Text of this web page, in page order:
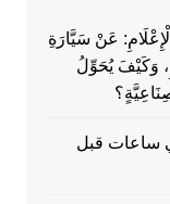
عَنْ سَيَّارَةِ
وَكَيْفَ يُحَوِّلُ
ساعات قبل